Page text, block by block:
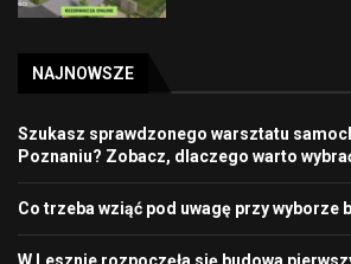
NAJNOWSZE
Szukasz sprawdzonego warsztatu
Poznaniu? Zobacz, dlaczego warto
Co trzeba wziąć pod uwagę przy wyborze